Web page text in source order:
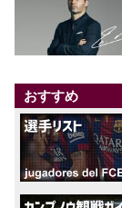
おすすめ